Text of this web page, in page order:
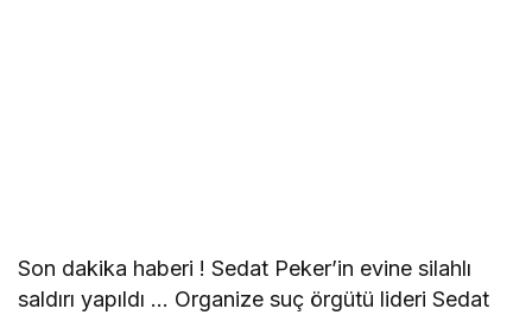
Son dakika haberi ! Sedat Peker’in evine silahlı
saldırı yapıldı … Organize suç örgütü lideri Sedat